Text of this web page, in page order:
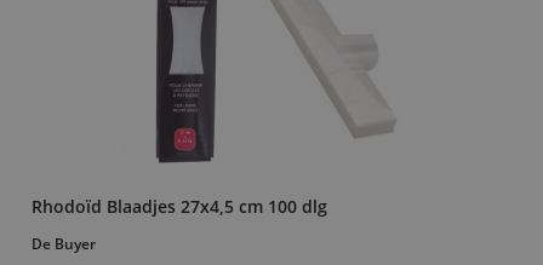
Rhodoïd Blaadjes 27x4,5 cm 100 dlg
De Buyer